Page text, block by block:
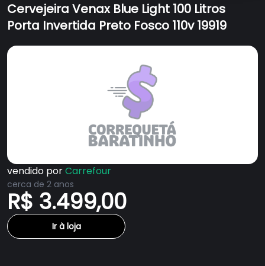
Cervejeira Venax Blue Light 100 Litros
Porta Invertida Preto Fosco 110v 19919
vendido porCarrefour
cerca de 2 anos
R$ 3.499,00
Ir à loja